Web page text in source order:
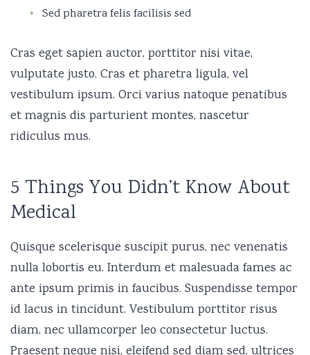
Sed pharetra felis facilisis sed
Cras eget sapien auctor, porttitor nisi vitae,
vulputate justo. Cras et pharetra ligula, vel
vestibulum ipsum. Orci varius natoque penatibus
et magnis dis parturient montes, nascetur
ridiculus mus.
5 Things You Didn’t Know About
Medical
Quisque scelerisque suscipit purus, nec venenatis
nulla lobortis eu. Interdum et malesuada fames ac
ante ipsum primis in faucibus. Suspendisse tempor
id lacus in tincidunt. Vestibulum porttitor risus
diam, nec ullamcorper leo consectetur luctus.